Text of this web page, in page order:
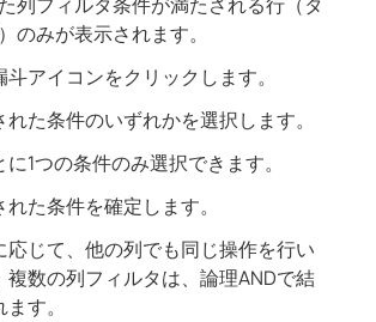
のみが表示されます。
斗アイコンをクリックします。
れた条件のいずれかを選択します。
に1つの条件のみ選択できます。
れた条件を確定します。
応じて、他の列でも同じ操作を行い
複数の列フィルタは、論理ANDで結
す。